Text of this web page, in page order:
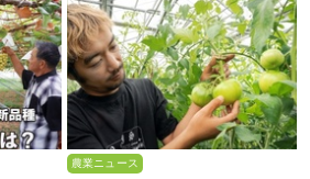
農業ニュース